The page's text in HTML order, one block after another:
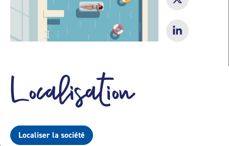
Localisation
Localiser la société